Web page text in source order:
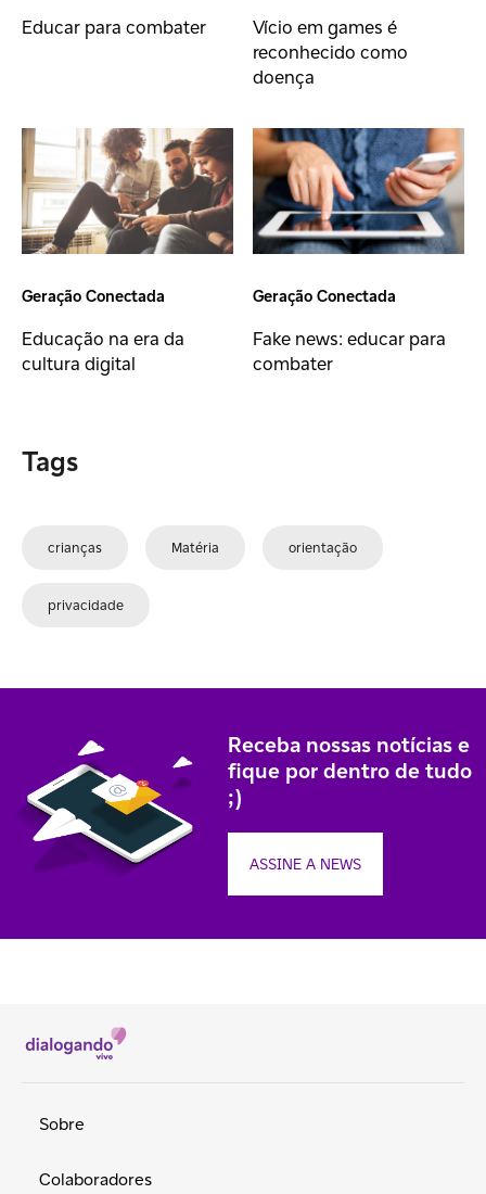
Educar para combater
Vício em games é
reconhecido como
doença
Geração Conectada
Educação na era da
cultura digital
Geração Conectada
Fake news: educar para
combater
Tags
crianças Matéria orientação
privacidade
Receba nossas notícias e
fique por dentro de tudo
;)
ASSINE A NEWS
Sobre
Colaboradores